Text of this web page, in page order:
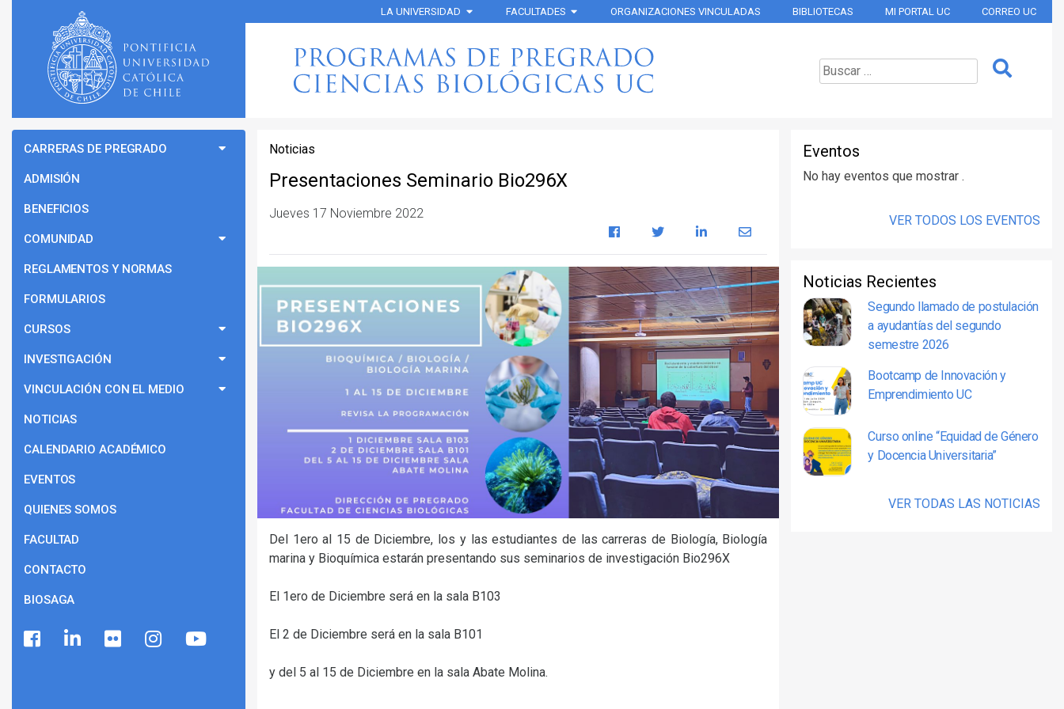
LA UNIVERSIDAD FACULTADES ORGANIZACIONES VINCULADAS BIBLIOTECAS MI PORTAL UC CORREO UC
Noticias
Presentaciones Seminario Bio296X
Jueves 17 Noviembre 2022
Del 1ero al 15 de Diciembre, los y las estudiantes de las carreras de Biología, Biología
marina y Bioquímica estarán presentando sus seminarios de investigación Bio296X
El 1ero de Diciembre será en la sala B103
El 2 de Diciembre será en la sala B101
y del 5 al 15 de Diciembre en la sala Abate Molina.
CARRERAS DE PREGRADO
ADMISIÓN
BENEFICIOS
COMUNIDAD
REGLAMENTOS Y NORMAS
FORMULARIOS
CURSOS
INVESTIGACIÓN
VINCULACIÓN CON EL MEDIO
NOTICIAS
CALENDARIO ACADÉMICO
EVENTOS
QUIENES SOMOS
FACULTAD
CONTACTO
BIOSAGA
Eventos
No hay eventos que mostrar .
VER TODOS LOS EVENTOS
Noticias Recientes
Segundo llamado de postulación
a ayudantías del segundo
semestre 2026
Bootcamp de Innovación y
Emprendimiento UC
Curso online “Equidad de Género
y Docencia Universitaria”
VER TODAS LAS NOTICIAS